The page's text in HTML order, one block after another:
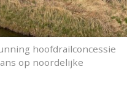
hoofdrailconcessie
op noordelijke